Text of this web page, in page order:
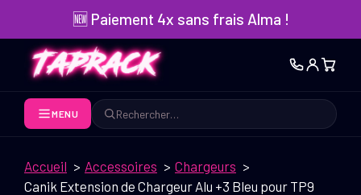
contenu
🆕 Paiement 4x sans frais Alma !
MENU
Rechercher
Accueil Accessoires
Chargeurs
Canik Extension de Chargeur Alu +3 Bleu pour TP9